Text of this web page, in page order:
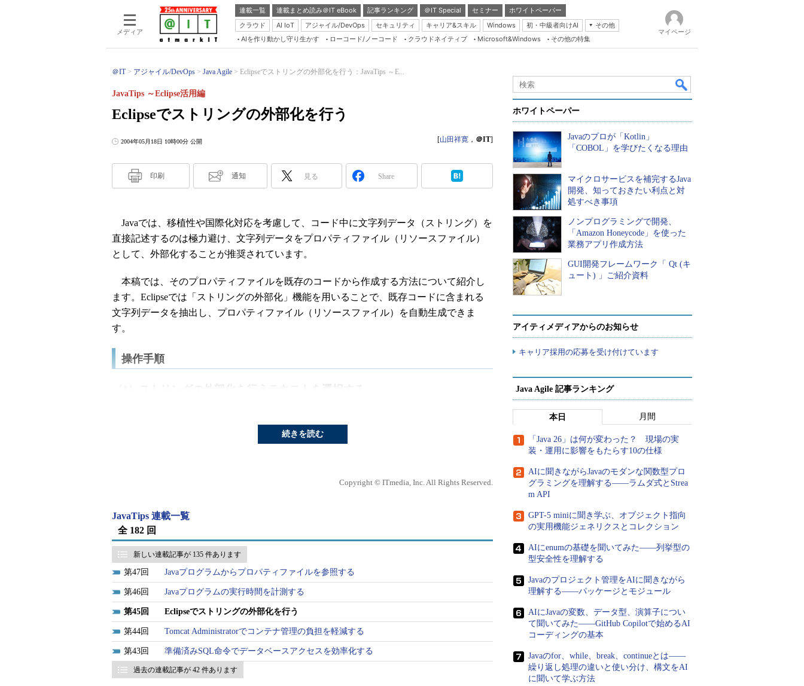
メディア
連載一覧 連載まとめ読み＠IT eBook 記事ランキング ＠IT Special セミナー
ホワイトペーパー
クラウド
AI IoT アジャイル/DevOps セキュリティ キャリア&スキル Windows 初・中級者向けAI
その他
Server & Storage
Database Expert
Master of IP Network
Test & Tools
Insider.NET
AIを作り動かし守り生かす ローコード/ノーコード クラウドネイティブ Microsoft&Windows その他の特集
マイページ
＠IT アジャイル/DevOps Java Agile Eclipseでストリングの外部化を行う：JavaTips ～E...
Eclipseでストリングの外部化を行う
JavaTips ～Eclipse活用編
2004年05月18日 10時00分 公開 [山田祥寛 ， ＠IT]
印刷 通知 見る Share
Javaでは、移植性や国際化対応を考慮して、コード中に文字列データ（ストリング）を
直接記述するのは極力避け、文字列データをプロパティファイル（リソースファイル）
として、外部化することが推奨されています。
本稿では、そのプロパティファイルを既存のコードから作成する方法について紹介し
ます。Eclipseでは「ストリングの外部化」機能を用いることで、既存コードに含まれる
文字列データを抽出し、プロパティファイル（リソースファイル）を自動生成できま
す。
操作手順
トクラスが存在するものと仮定します。
import java .io
import
import javax.servlet.http.HttpServlet;
import javax.servlet. http.
import javax.servlet.http.HttpServletResponse
HelloSample extends HttpServlet
protected void doGet (
HttpServletRequest request,
HttpServletResponse
response )
throws ServletException, IOException {
    response
.setContentType("text/html;charset=Windows-31J");
PrintWriter out = response.getWriter();
out.print("こんにちは");
}
続きを読む
Copyright © ITmedia, Inc. All Rights Reserved.
JavaTips 連載一覧
全 182 回
新しい連載記事が 135 件あります
47 Javaプログラムからプロパティファイルを参照する
46 Javaプログラムの実行時間を計測する
45 Eclipseでストリングの外部化を行う
44 Tomcat Administratorでコンテナ管理の負担を軽減する
43 準備済みSQL命令でデータベースアクセスを効率化する
過去の連載記事が 42 件あります
ホワイトペーパー
Javaのプロが「Kotlin」
「COBOL」を学びたくなる理由
マイクロサービスを補完するJava
開発、知っておきたい利点と対
処すべき事項
ノンプログラミングで開発、
「Amazon Honeycode」を使った
業務アプリ作成方法
GUI開発フレームワーク「 Qt (キ
ュート) 」ご紹介資料
アイティメディアからのお知らせ
キャリア採用の応募を受け付けています
Java Agile 記事ランキング
本日 月間
「Java 26」は何が変わった？ 現場の実
装・運用に影響をもたらす10の仕様
AIに聞きながらJavaのモダンな関数型プロ
グラミングを理解する――ラムダ式とStrea
m API
GPT-5 miniに聞き学ぶ、オブジェクト指向
の実用機能ジェネリクスとコレクション
AIにenumの基礎を聞いてみた――列挙型の
型安全性を理解する
Javaのプロジェクト管理をAIに聞きながら
理解する――パッケージとモジュール
AIにJavaの変数、データ型、演算子につい
て聞いてみた――GitHub Copilotで始めるAI
コーディングの基本
Javaのfor、while、break、continueとは――
繰り返し処理の違いと使い分け、構文をAI
に聞いて学ぶ方法